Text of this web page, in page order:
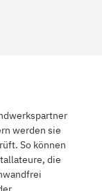
werden sie
So können
die